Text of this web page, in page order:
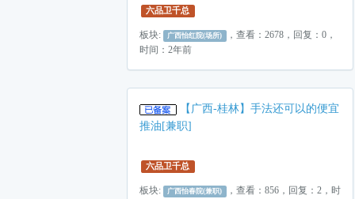
六品卫千总
板块: 广西怡红院(场所) ，查看：2678，回复：0，
时间：2年前
【广西-桂林】手法还可以的便宜
推油[兼职]
六品卫千总
板块: 广西怡春院(兼职) ，查看：856，回复：2，时